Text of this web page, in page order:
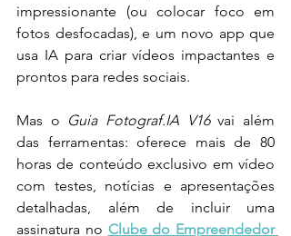
impressionante (ou colocar foco em
fotos desfocadas), e um novo app que
usa IA para criar vídeos impactantes e
prontos para redes sociais.
Mas o Guia Fotograf.IA V16 vai além
das ferramentas: oferece mais de 80
horas de conteúdo exclusivo em vídeo
com testes, notícias e apresentações
detalhadas, além de incluir uma
assinatura no Clube do Empreendedor